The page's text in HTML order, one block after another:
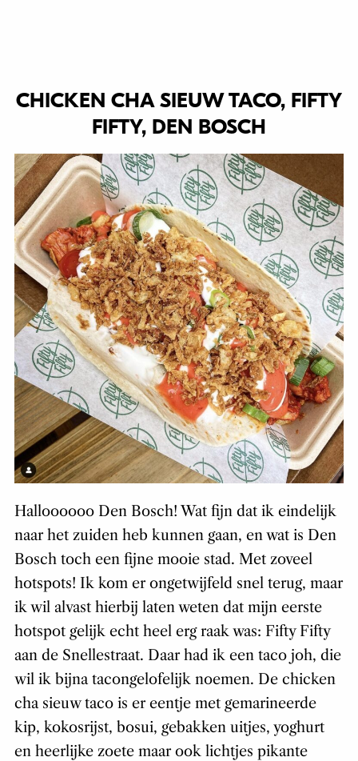
CHICKEN CHA SIEUW TACO, FIFTY
FIFTY, DEN BOSCH
Halloooooo Den Bosch! Wat fijn dat ik eindelijk
naar het zuiden heb kunnen gaan, en wat is Den
Bosch toch een fijne mooie stad. Met zoveel
hotspots! Ik kom er ongetwijfeld snel terug, maar
ik wil alvast hierbij laten weten dat mijn eerste
hotspot gelijk echt heel erg raak was: Fifty Fifty
aan de Snellestraat. Daar had ik een taco joh, die
wil ik bijna tacongelofelijk noemen. De chicken
cha sieuw taco is er eentje met gemarineerde
kip, kokosrijst, bosui, gebakken uitjes, yoghurt
en heerlijke zoete maar ook lichtjes pikante